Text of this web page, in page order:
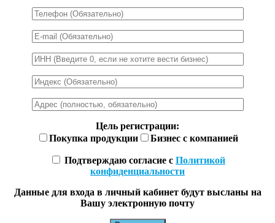
Цель регистрации:
Покупка продукции
Бизнес с компанией
Подтверждаю согласие с Политикой
конфиденциальности
Данные для входа в личный кабинет будут высланы на
Вашу электронную почту